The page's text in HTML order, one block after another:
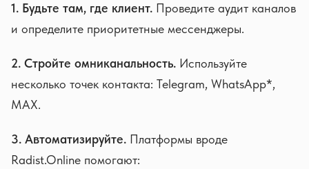
1. Будьте там, где клиент. Проведите аудит каналов
и определите приоритетные мессенджеры.
2. Стройте омниканальность. Используйте
несколько точек контакта: Telegram, WhatsApp*,
MAX.
3. Автоматизируйте. Платформы вроде
Radist.Online помогают: